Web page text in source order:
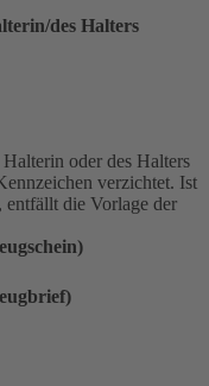
des Halters
oder des Halters
verzichtet. Ist
die Vorlage der